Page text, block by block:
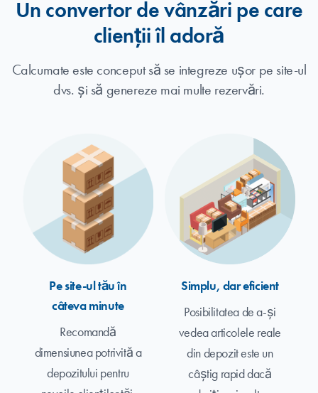
Un convertor de vânzări pe care
clienții îl adoră
Calcumate este conceput să se integreze ușor pe site-ul
dvs. și să genereze mai multe rezervări.
Pe site-ul tău în
câteva minute
Recomandă
dimensiunea potrivită a
depozitului pentru
Simplu, dar eficient
Posibilitatea de a-și
vedea articolele reale
din depozit este un
câștig rapid dacă